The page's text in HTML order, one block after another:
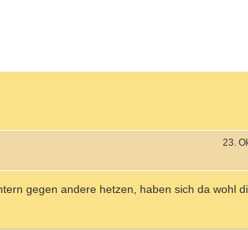
23.
gegen andere hetzen, haben sich da wohl